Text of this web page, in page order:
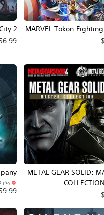
MARVEL
2
METAL GEAR SOLID:
وفّر 10%‏